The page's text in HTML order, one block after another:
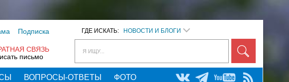
ГДЕ ИСКАТЬ: НОВОСТИ И БЛОГИ
Я ИЩУ...
Подписка
СВЯЗЬ
письмо
ВОПРОСЫ-ОТВЕТЫ ФОТО